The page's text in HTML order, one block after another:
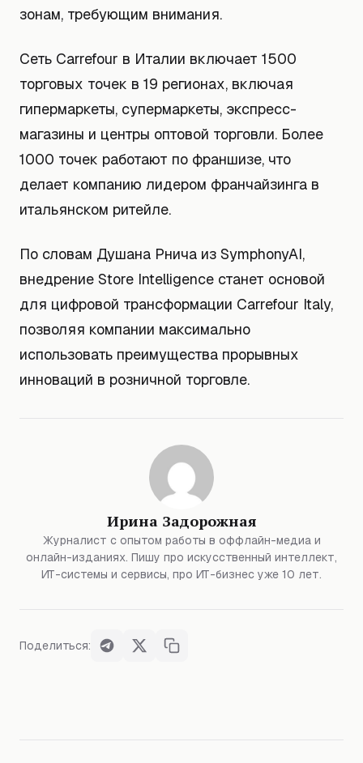
зонам, требующим внимания.
Сеть Carrefour в Италии включает 1500
торговых точек в 19 регионах, включая
гипермаркеты, супермаркеты, экспресс-
магазины и центры оптовой торговли. Более
1000 точек работают по франшизе, что
делает компанию лидером франчайзинга в
итальянском ритейле.
По словам Душана Рнича из SymphonyAI,
внедрение Store Intelligence станет основой
для цифровой трансформации Carrefour Italy,
позволяя компании максимально
использовать преимущества прорывных
инноваций в розничной торговле.
Ирина Задорожная
Журналист с опытом работы в оффлайн-медиа и
онлайн-изданиях. Пишу про искусственный интеллект,
ИТ-системы и сервисы, про ИТ-бизнес уже 10 лет.
Поделиться: